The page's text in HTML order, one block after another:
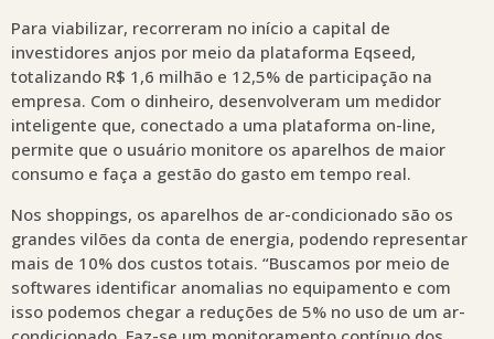
Para viabilizar, recorreram no início a capital de
investidores anjos por meio da plataforma Eqseed,
totalizando R$ 1,6 milhão e 12,5% de participação na
empresa. Com o dinheiro, desenvolveram um medidor
inteligente que, conectado a uma plataforma on-line,
permite que o usuário monitore os aparelhos de maior
consumo e faça a gestão do gasto em tempo real.
Nos shoppings, os aparelhos de ar-condicionado são os
grandes vilões da conta de energia, podendo representar
mais de 10% dos custos totais. “Buscamos por meio de
softwares identificar anomalias no equipamento e com
isso podemos chegar a reduções de 5% no uso de um ar-